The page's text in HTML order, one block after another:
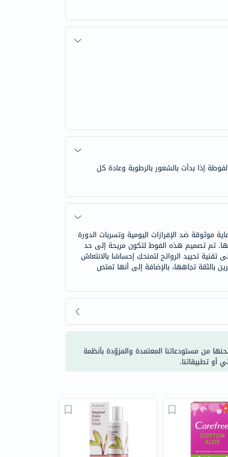
إذا بدأت بالشعور بالرطوبة وعادة كل
ضد الإفرازات اليومية وتسربات الدورة
بها. تم تصميم هذه الفوط لتكون مريحة إلى حد
تقنية تحييد الروائح لتمنحكِ إحساسًا بالانتعاش
بالثقة تجاهها، بالإضافة إلى أنها تمتص
من مستودعاتنا المعتمدة والمزوّدة بأنظمة
أو تطبيقاتنا.